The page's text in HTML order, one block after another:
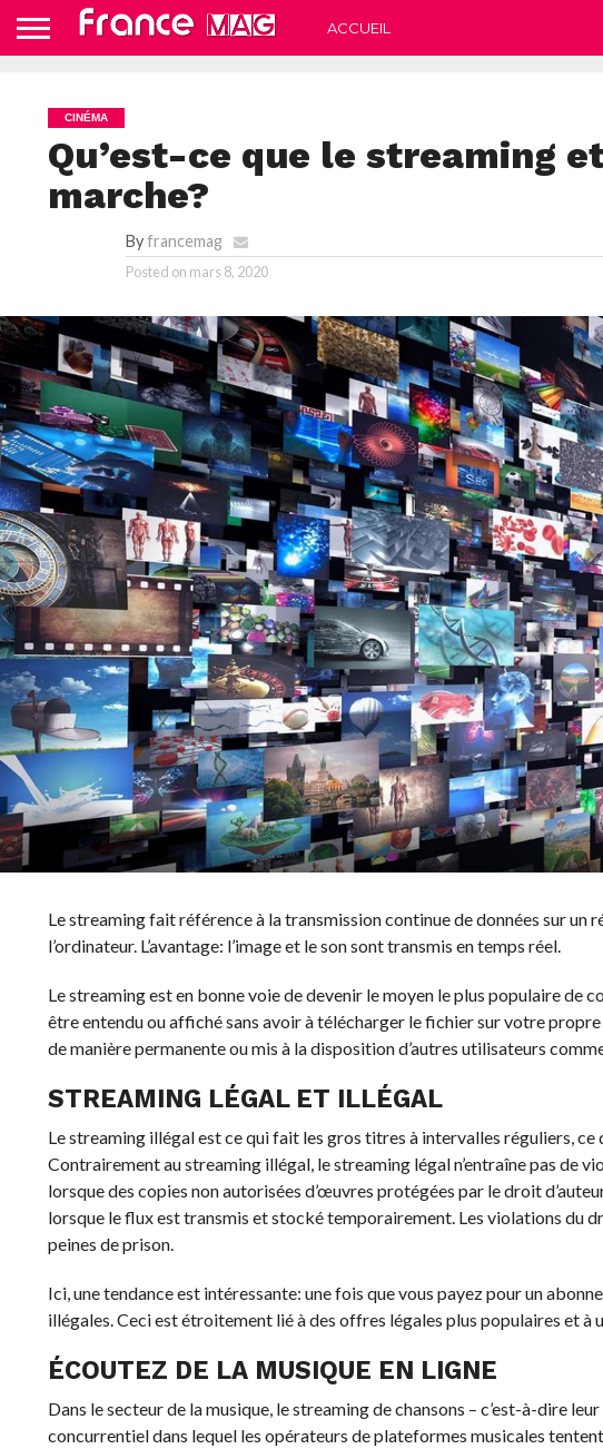
ACCUEIL
CINÉMA
Qu’est-ce que le streaming
marche?
Byfrancemag
Posted on mars 8, 2020
Le streaming fait référence à la transmission continue de données sur
l’ordinateur. L’avantage: l’image et le son sont transmis en temps réel.
Le streaming est en bonne voie de devenir le moyen le plus populaire de
être entendu ou affiché sans avoir à télécharger le fichier sur votre
de manière permanente ou mis à la disposition d’autres utilisateurs
STREAMING LÉGAL ET ILLÉGAL
Le streaming illégal est ce qui fait les gros titres à intervalles réguliers,
Contrairement au streaming illégal, le streaming légal n’entraîne pas de
lorsque des copies non autorisées d’œuvres protégées par le droit
lorsque le flux est transmis et stocké temporairement. Les violations du
peines de prison.
Ici, une tendance est intéressante: une fois que vous payez pour un
illégales. Ceci est étroitement lié à des offres légales plus populaires et à
ÉCOUTEZ DE LA MUSIQUE EN LIGNE
Dans le secteur de la musique, le streaming de chansons – c’est-à-dire
concurrentiel dans lequel les opérateurs de plateformes musicales